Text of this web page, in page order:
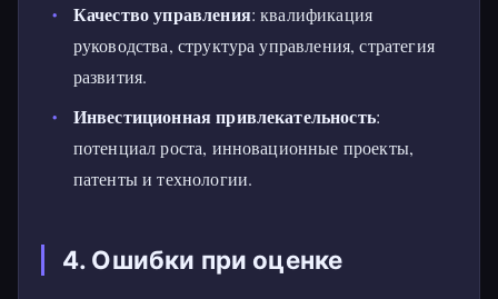
Качество управления: квалификация
руководства, структура управления, стратегия
развития.
Инвестиционная привлекательность:
потенциал роста, инновационные проекты,
патенты и технологии.
4. Ошибки при оценке